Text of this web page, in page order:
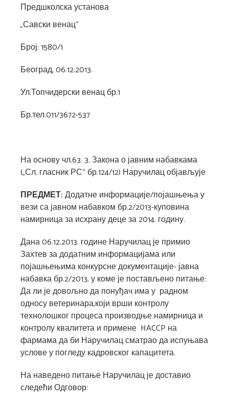
Предшколска установа
„Савски венац“
Број: 1580/1
Београд, 06.12.2013.
Ул.Топчидерски венац бр.1
Бр.тел.011/3672-537
На основу чл.63. 3. Закона о јавним набавкама
(„Сл. гласник РС“ бр.124/12) Наручилац објављује
ПРЕДМЕТ:Додатне информације/појашњења у
вези са јавном набавком бр.2/2013-куповина
намирница за исхрану деце за 2014. годину.
Дана 06.12.2013. године Наручилац је примио
Захтев за додатним информацијама или
појашњењима конкурсне документације- јавна
набавка бр.2/2013, у коме је постављено питање:
Да ли је довољно да понуђач има у радном
односу ветеринара,који врши контролу
технолошког процеса производње намирница и
контролу квалитета и примене HACCP на
фармама да би Наручилац сматрао да испуњава
услове у погледу кадровског капацитета.
На наведено питање Наручилац је доставио
следећи Одговор: